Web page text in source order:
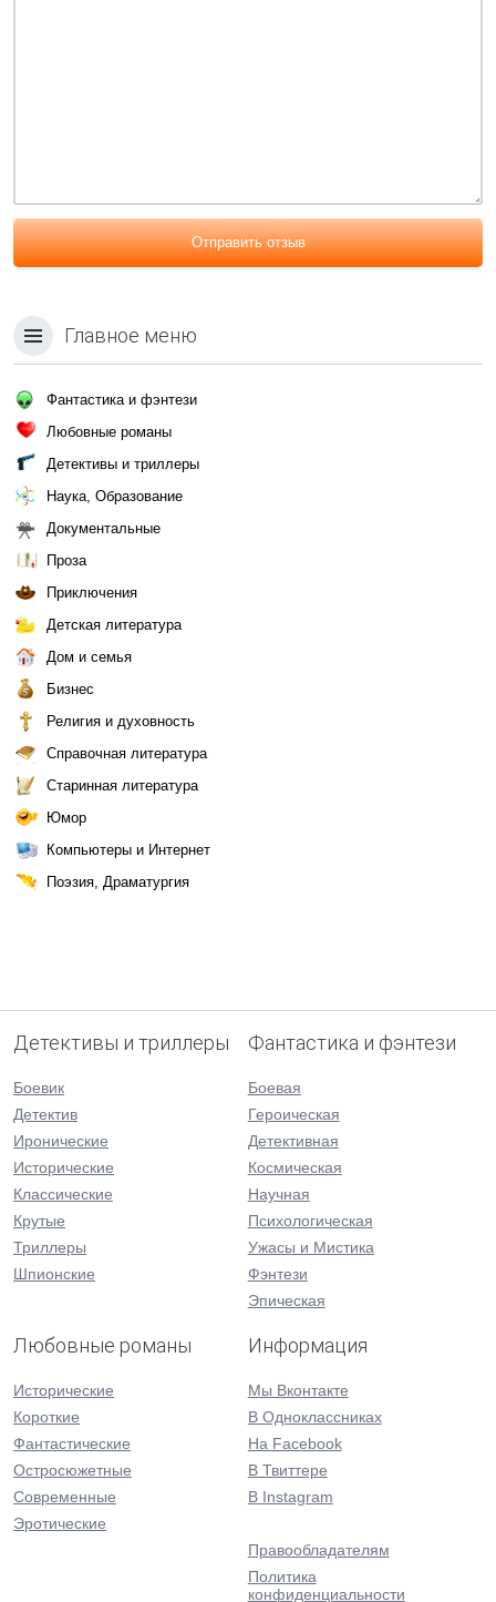
Отправить отзыв
Главное меню
Фантастика и фэнтези
Любовные романы
Детективы и триллеры
Наука, Образование
Документальные
Проза
Приключения
Детская литература
Дом и семья
Бизнес
Религия и духовность
Справочная литература
Старинная литература
Юмор
Компьютеры и Интернет
Поэзия, Драматургия
Детективы и триллеры
Боевик
Детектив
Иронические
Исторические
Классические
Крутые
Триллеры
Шпионские
Фантастика и фэнтези
Боевая
Героическая
Детективная
Космическая
Научная
Психологическая
Ужасы и Мистика
Фэнтези
Эпическая
Любовные романы
Исторические
Короткие
Фантастические
Остросюжетные
Современные
Эротические
Информация
Мы Вконтакте
В Одноклассниках
На Facebook
В Твиттере
В Instagram
Правообладателям
Политика
конфиденциальности